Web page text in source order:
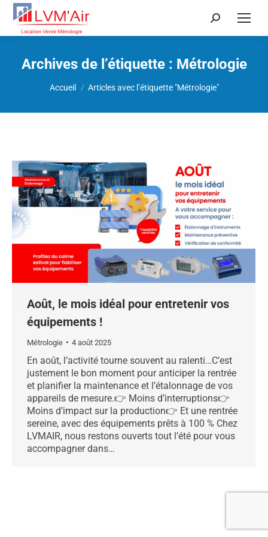
Recherche
Archives de l’étiquette : Métrologie
Accueil Articles avec l’étiquette "Métrologie"
Août, le mois idéal pour entretenir vos
équipements !
Métrologie 4 août 2025
En août, l’activité tourne souvent au ralenti…C’est
justement le bon moment pour anticiper la rentrée
et planifier la maintenance et l’étalonnage de vos
appareils de mesure.👉 Moins d’interruptions👉
Moins d’impact sur la production👉 Et une rentrée
sereine, avec des équipements prêts à 100 % Chez
LVMAIR, nous restons ouverts tout l’été pour vous
accompagner dans…